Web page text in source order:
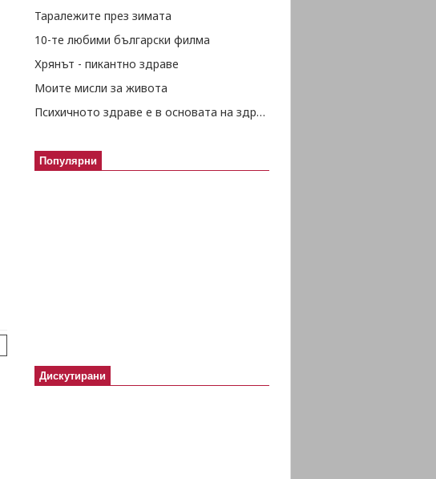
Таралежите през зимата
10-те любими български филма
Хрянът - пикантно здраве
Моите мисли за живота
Психичното здраве е в основата на здравето изобщо
Популярни
Дискутирани